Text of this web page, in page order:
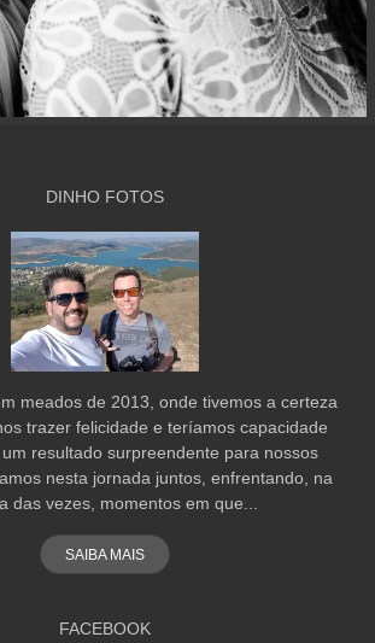
DINHO FOTOS
meados de 2013, onde tivemos a certeza
trazer felicidade e teríamos capacidade
resultado surpreendente para nossos
nesta jornada juntos, enfrentando, na
das vezes, momentos em que...
SAIBA MAIS
FACEBOOK